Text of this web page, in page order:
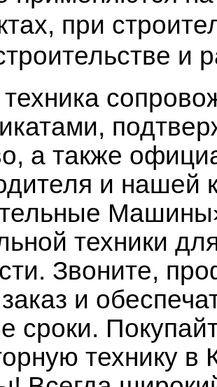
при
и
а также
и нашей
техники
Звоните,
и
сроки.
технику